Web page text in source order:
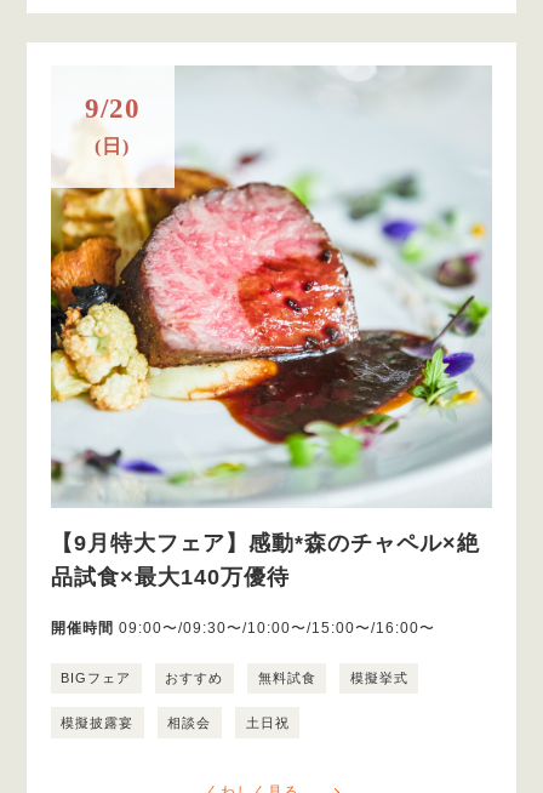
9/20
(日)
【9月特大フェア】感動*森のチャペル×絶
品試食×最大140万優待
開催時間 09:00〜/09:30〜/10:00〜/15:00〜/16:00〜
BIGフェア おすすめ 無料試食 模擬挙式
模擬披露宴 相談会 土日祝